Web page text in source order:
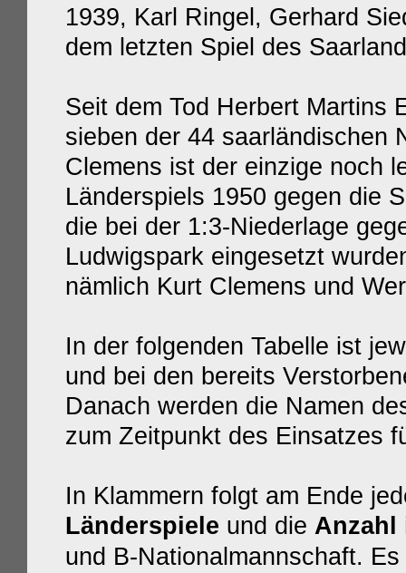
1939, Karl Ringel, Gerhard
dem letzten Spiel des
Seit dem Tod Herbert Martins
sieben der 44 saarländischen
Clemens ist der einzige noch
Länderspiels 1950 gegen die
die bei der 1:3-Niederlage
Ludwigspark eingesetzt
nämlich Kurt Clemens und
In der folgenden Tabelle ist
und bei den bereits
Danach werden die Namen
zum Zeitpunkt des Einsatzes
In Klammern folgt am Ende
Länderspiele und die Anzahl
und B-Nationalmannschaft.